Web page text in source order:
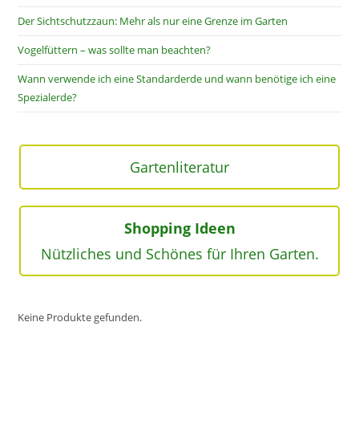
Der Sichtschutzzaun: Mehr als nur eine Grenze im Garten
Vogelfüttern – was sollte man beachten?
Wann verwende ich eine Standarderde und wann benötige ich eine
Spezialerde?
Gartenliteratur
Shopping Ideen
Nützliches und Schönes für Ihren Garten.
Keine Produkte gefunden.